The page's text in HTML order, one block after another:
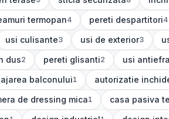
(8articole) (6
termopan
articole) 4 pereti despartitori
(4articole) 4
usi culisante
(3articole) 3 usi de exterior
(3articole) 3 (3
dus2 pereti glisanti
(2articole) 2 usi
(2articole)
balconului1 autorizatie
(1articole)
de dressing mica1 casa pasiva
(1articole)